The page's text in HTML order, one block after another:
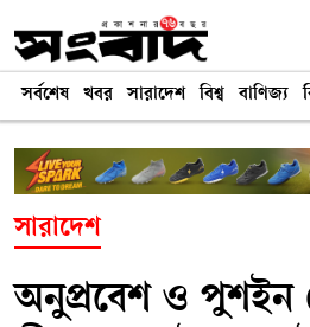
সর্বশেষ খবর সারাদেশ বিশ্ব বাণিজ্য
সারাদেশ
অনুপ্রবেশ ও পুশইন